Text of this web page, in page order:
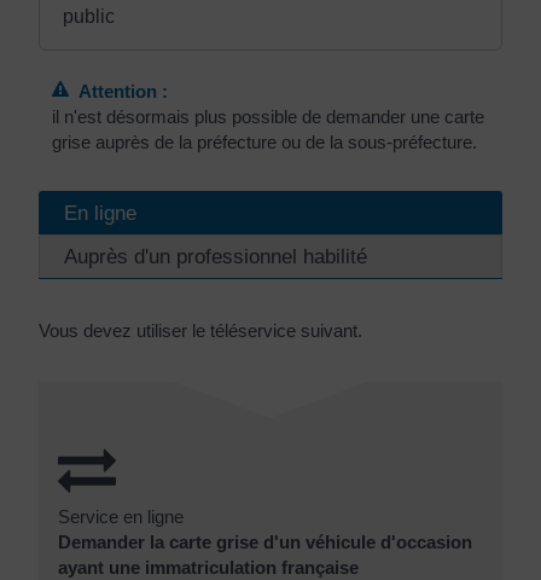
public
Attention :
il n'est désormais plus possible de demander une carte
grise auprès de la préfecture ou de la sous-préfecture.
En ligne
Auprès d'un professionnel habilité
Vous devez utiliser le téléservice suivant.
Service en ligne
Demander la carte grise d'un véhicule d'occasion
ayant une immatriculation française